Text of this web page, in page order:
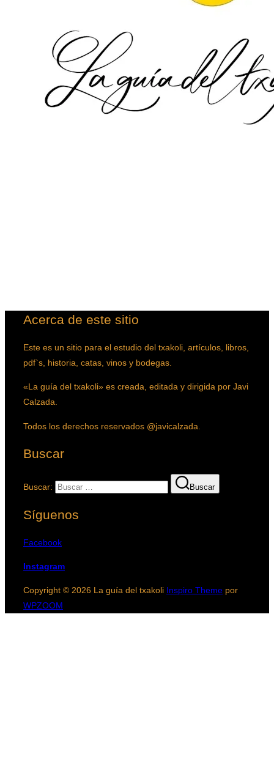
Acerca de este sitio
Este es un sitio para el estudio del txakoli, artículos, libros,
pdf`s, historia, catas, vinos y bodegas.
«La guía del txakoli» es creada, editada y dirigida por Javi
Calzada.
Todos los derechos reservados @javicalzada.
Buscar
Buscar: Buscar
Síguenos
Facebook
Instagram
Copyright © 2026 La guía del txakoli Inspiro Theme por
WPZOOM